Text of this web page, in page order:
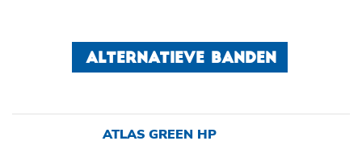
ALTERNATIEVE BANDEN
ATLAS GREEN HP